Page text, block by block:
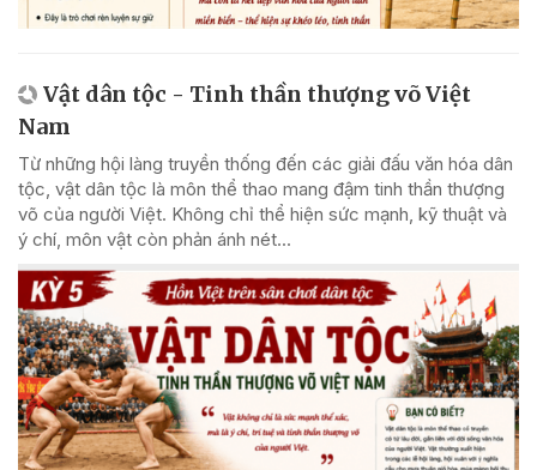
Vật dân tộc - Tinh thần thượng võ Việt
Nam
Từ những hội làng truyền thống đến các giải đấu văn hóa dân
tộc, vật dân tộc là môn thể thao mang đậm tinh thần thượng
võ của người Việt. Không chỉ thể hiện sức mạnh, kỹ thuật và
ý chí, môn vật còn phản ánh nét...